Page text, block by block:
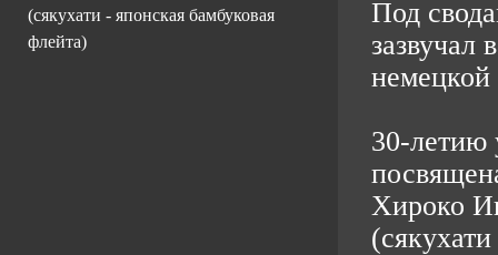
(сякухати - японская бамбуковая
флейта)
Под
зазвучал
30-летию
Хироко